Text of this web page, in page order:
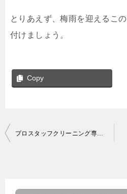
とりあえず、梅雨を迎えるこ
付けましょう。
Copy
投
プロスタッフクリーニング専用サイトがほぼほぼ完成！